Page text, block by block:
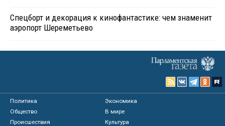
Спецборт и декорация к кинофантастике: чем знаменит
аэропорт Шереметьево
Политика
Экономика
Общество
В мире
Происшествия
Культура